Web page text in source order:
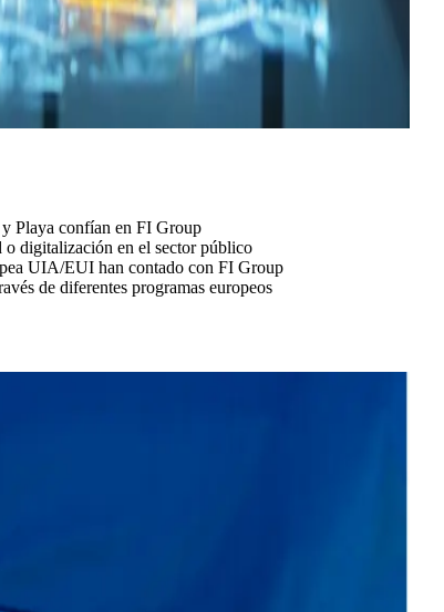
Playa confían en FI Group
o digitalización en el sector público
UIA/EUI han contado con FI Group
de diferentes programas europeos